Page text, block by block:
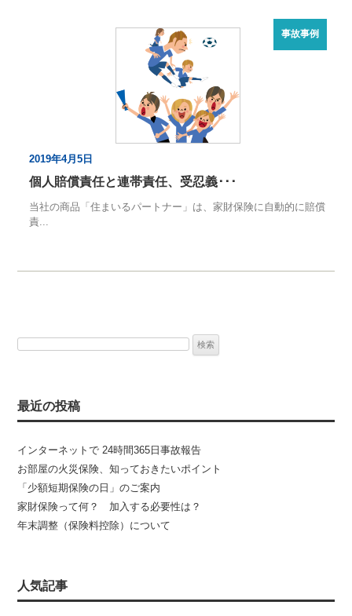
2019年4月5日
個人賠償責任と連帯責任、受忍義･･･
当社の商品「住まいるパートナー」は、家財保険に自動的に賠償
責...
事故事例
検
最近の投稿
インターネットで 24時間365日事故報告
お部屋の火災保険、知っておきたいポイント
「少額短期保険の日」のご案内
家財保険って何？ 加入する必要性は？
年末調整（保険料控除）について
人気記事